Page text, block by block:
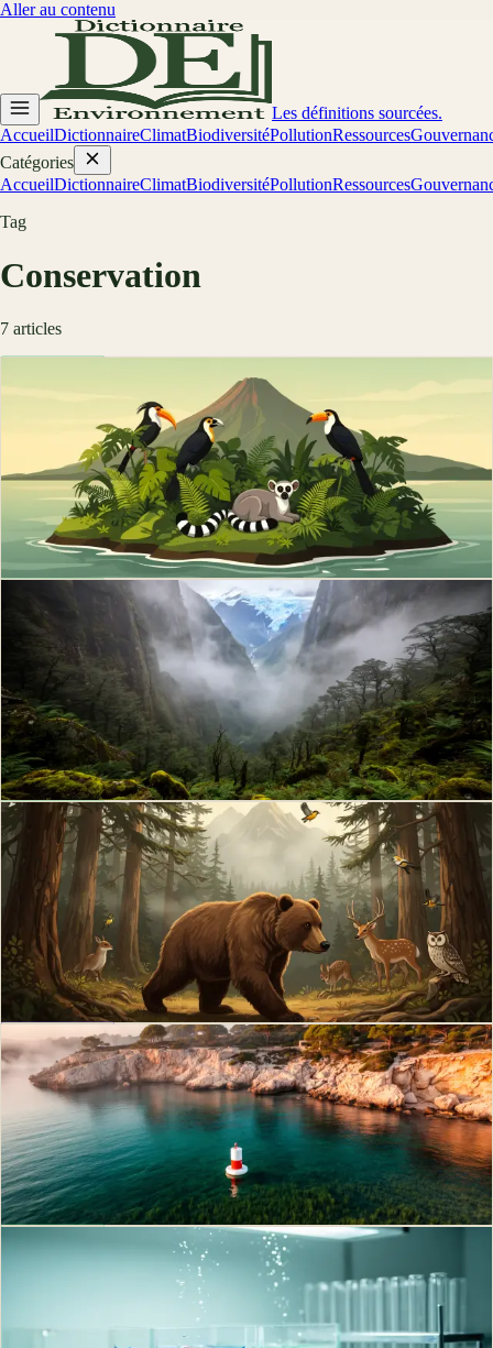
Aller au contenu
Les définitions sourcées.
AccueilDictionnaireClimatBiodiversitéPollutionRessources
Catégories
AccueilDictionnaireClimatBiodiversitéPollutionRessources
Tag
Conservation
7 articles
Endémisme : les îles fabriquent des espèces
uniques
L'endémisme désigne les espèces confinées à un seul territoire.
Pourquoi les îles en regorgent, et pourquoi ce trésor est aussi le plus
fragile.
Philippe D.·25 juin 2026·8 min
Biodiversité
Refugia thermiques : ces îlots de fraîcheur
qui sauvent
Refugia thermiques : définition stricte, quatre types de microclimats
topographiques, distinction avec refugia climatiques, cartographie
européenne 2026.
Philippe D.·23 mai 2026·14 min
Biodiversité
Espèce parapluie et flagship : deux outils
distincts
Espèce parapluie et espèce flagship : définitions précises, origines
(Wilcox 1984), différences avec clé de voûte et ingénieure, exemples
français.
Philippe D.·7 mai 2026·10 min
Gouvernance
Zone de protection forte (ZPF) : définition
et critères
Définition de la ZPF, critères du décret 2022-527, différence avec une
AMP et équivalences UICN, pour y voir clair sans confusion.
Philippe D. 23 avr. 2026· 12 min
Évolution assistée : définition, techniques,